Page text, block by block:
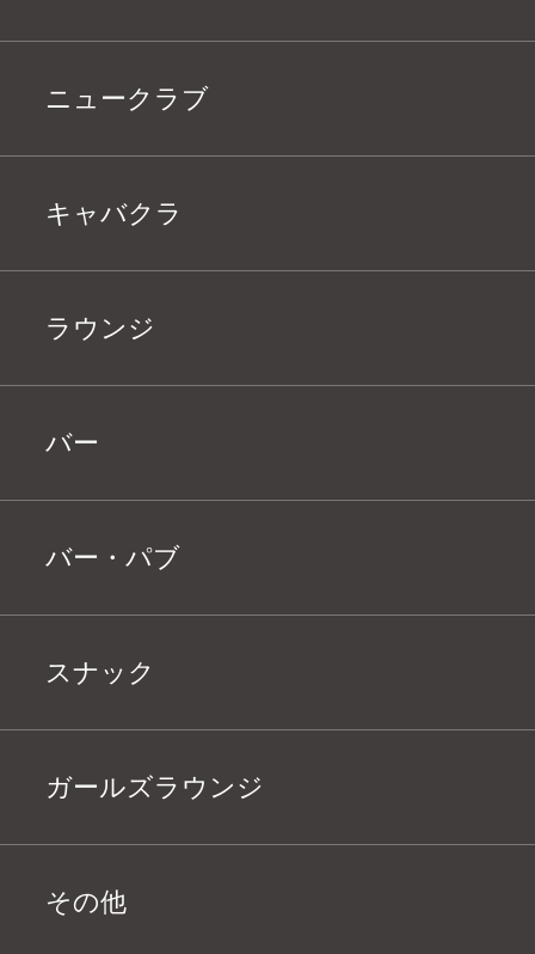
ニュークラブ
キャバクラ
ラウンジ
バー
バー・パブ
スナック
ガールズラウンジ
その他